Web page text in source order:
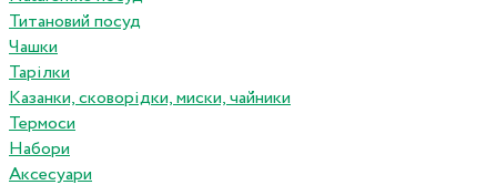
Титановий посуд
Чашки
Тарілки
Казанки, сковорідки, миски, чайники
Термоси
Набори
Аксесуари